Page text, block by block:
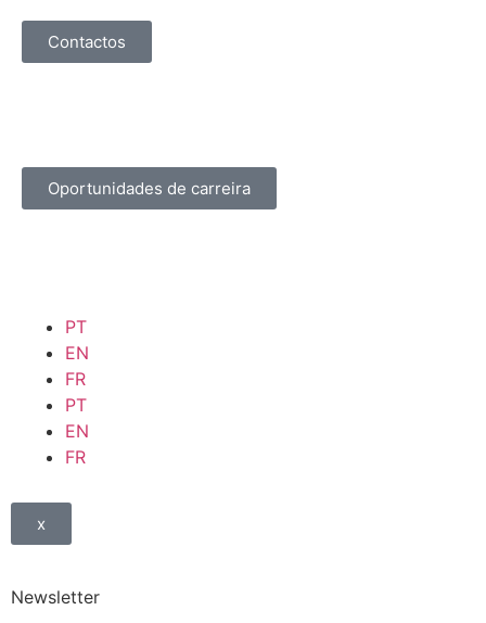
Contactos
Oportunidades de carreira
PT
EN
FR
PT
EN
FR
x
Newsletter